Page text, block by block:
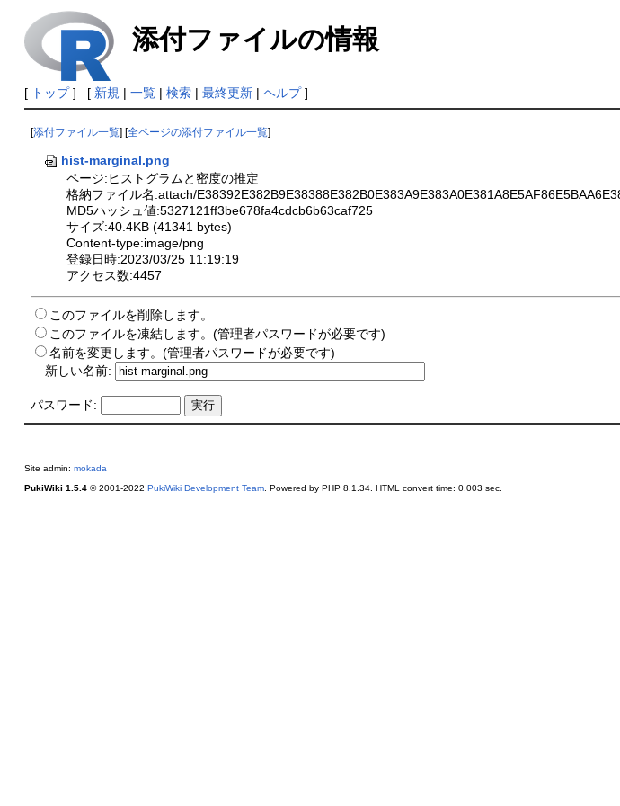
添付ファイルの情報
[ トップ] [ 新規 | 一覧| 検索| 最終更新| ヘルプ]
[添付ファイル一覧 ] [全ページの添付ファイル一覧
hist-marginal.png
ページ:ヒストグラムと密度の推定
格納ファイル名:attach/
MD5ハッシュ値:5327121ff3be678fa4cdcb6b63caf725
サイズ:40.4KB (41341 bytes)
Content-type:image/png
登録日時:2023/03/25 11:19:19
アクセス数:4457
このファイルを削除します。
このファイルを凍結します。(管理者パスワードが必要です)
名前を変更します。(管理者パスワードが必要です)
新しい名前:
パスワード:
Site admin: mokada
PukiWiki 1.5.4© 2001-2022 PukiWiki Development Team. Powered by PHP 8.1.34. HTML convert time: 0.003 sec.